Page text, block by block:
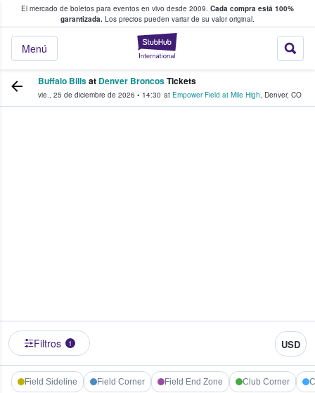
El mercado de boletos para eventos en vivo desde 2009. Cada compra está 100%
garantizada. Los precios pueden variar de su valor original.
StubHub: donde
Menú
fans compran y venden boletos
Buffalo Billsat Denver BroncosTickets
vie., 25 de diciembre de 2026 • 14:30 at Empower Field at Mile High, Denver, CO
Filtros 1 USD
Field Sideline Field Corner Field End Zone Club Corner